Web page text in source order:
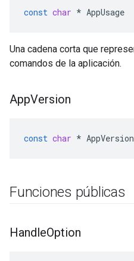
const char * AppUsage
Una cadena corta que
comandos de la aplicación.
AppVersion
const char * AppVersion
Funciones públicas
HandleOption